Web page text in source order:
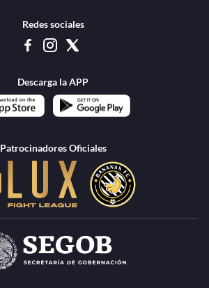
Redes sociales
Descarga la APP
Patrocinadores Oficiales